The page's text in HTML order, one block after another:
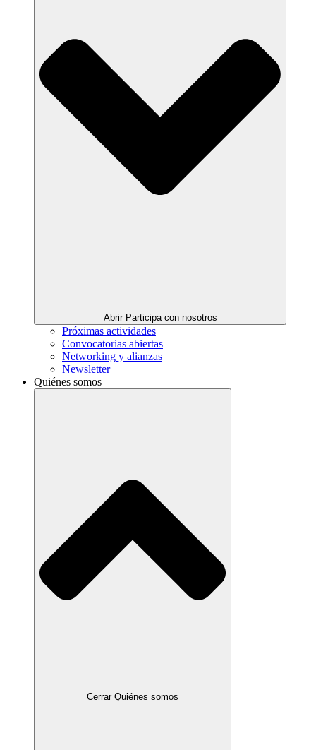
Abrir Participa con nosotros
Próximas actividades
Convocatorias abiertas
Networking y alianzas
Newsletter
Quiénes somos
Cerrar Quiénes somos